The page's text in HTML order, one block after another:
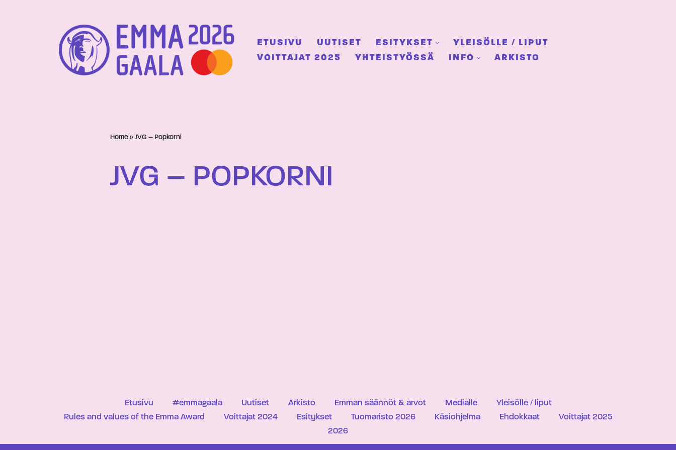
ETUSIVU UUTISET ESITYKSET
YLEISÖLLE / LIPUT
VOITTAJAT 2025
YHTEISTYÖSSÄ INFO ARKISTO
Home » JVG – Popkorni
JVG – POPKORNI
Etusivu #emmagaala Uutiset Arkisto Emman säännöt & arvot Medialle
Yleisölle / liput
Rules and values of the Emma Award
Voittajat 2024 Esitykset Tuomaristo 2026 Käsiohjelma Ehdokkaat
Voittajat 2025
2026